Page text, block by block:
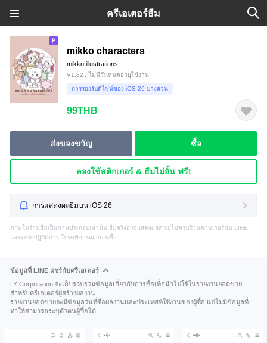
ครีเอเตอร์ธีม
mikko characters
mikko illustrations
V1.82 / ไม่มีวันหมดอายุใช้งาน
การรองรับดีไซน์ของ iOS 26 บางส่วน
99THB
ส่งของขวัญ ซื้อ
ลองใช้สติกเกอร์ & ธีมไม่อั้น ฟรี!
การแสดงผลธีมบน iOS 26
ภาพในร้านธีมเป็นภาพประกอบเท่านั้น ธีมจริงอาจแสดงผลต่าง/ไม่ครบถ้วนตามเวอร์ชัน LINE
และระบบปฏิบัติการ โปรดพิจารณาก่อนซื้อ
ข้อมูลที่ LINE แชร์กับครีเอเตอร์
LY Corporation จะเก็บรวบรวมข้อมูลเกี่ยวกับการซื้อเพื่อนำไปใช้ในรายงานยอดขาย
สำหรับครีเอเตอร์ผู้สร้างผลงาน
รายงานยอดขายจะมีข้อมูลวันที่ซื้อผลงานและประเทศที่ใช้งานของผู้ซื้อ แต่ไม่มีข้อมูลที่
ทำให้สามารถระบุตัวตนผู้ซื้อได้